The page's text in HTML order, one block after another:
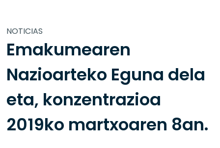
NOTICIAS
Emakumearen
Nazioarteko Eguna dela
eta, konzentrazioa
2019ko martxoaren 8an.